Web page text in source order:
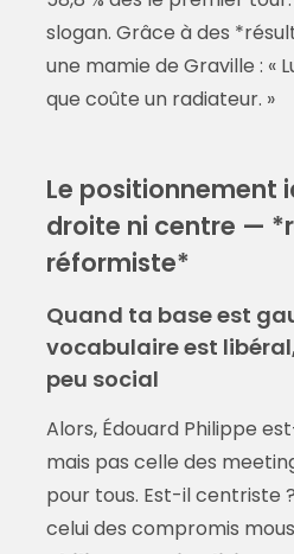
slogan. Grâce à des
une mamie de Graville : «
que coûte un radiateur. »
Le positionnement
droite ni centre —
réformiste*
Quand ta base est
vocabulaire est
peu social
Alors, Édouard Philippe
mais pas celle des
pour tous. Est-il centriste
celui des compromis